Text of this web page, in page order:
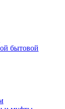
бытовой